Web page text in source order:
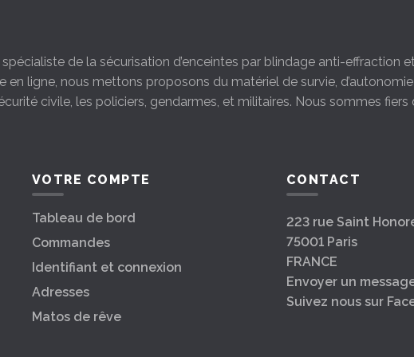
spécialiste de la sécurisation d’enceintes par blindage anti-effraction
en ligne, nous mettons proposons du matériel de survie,
civile, les policiers, gendarmes, et militaires. Nous sommes
VOTRE COMPTE
Tableau de bord
Commandes
Identifiant et connexion
Adresses
Matos de rêve
CONTACT
223 rue Saint
75001 Paris
FRANCE
Envoyer un
Suivez nous sur